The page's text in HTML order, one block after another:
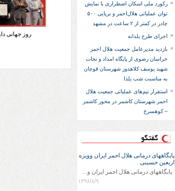
رکورد ملی اسکان اضطراری با نمایش
توان عملیاتی هلال‌احمر و برپایی ۵۰۰
چادر در کمتر از ۲ ساعت در مشهد
اجرای طرح یلدانه
بازدید مدیرعامل جمعیت هلال احمر
خراسان رضوی از پایگاه امداد و نجات
شهید یوسف کلاهدوز شهرستان قوچان
به مناسبت شب یلدا
استقرار تیم‌های عملیاتی جمعیت هلال
احمر شهرستان کاشمر در محور کاشمر
– کوهسرخ
گفتگو
پایگاههای درمانی هلال احمر ایران وویزه
اربعین حسینی
پایگاههای درمانی هلال احمر ایران وویزه اربعین حسینی
۱۳۹۶/۸/۹
روز جهانی